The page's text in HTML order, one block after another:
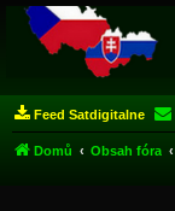
Feed Satdigitalne
Domů Obsah fóra